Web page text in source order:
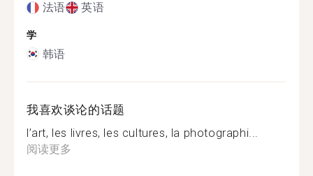
法语 英语
学
韩语
我喜欢谈论的话题
l’art, les livres, les cultures, la photographi...
阅读更多